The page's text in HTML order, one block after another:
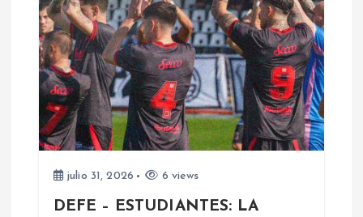
ó
n
d
julio 31, 2026 6 views
DEFE – ESTUDIANTES: LA